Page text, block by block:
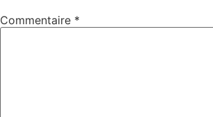
Commentaire *